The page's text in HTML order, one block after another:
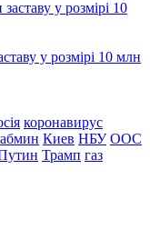
у розмірі 10 млн
коронавирус
Киев НБУ ООС
Трамп газ